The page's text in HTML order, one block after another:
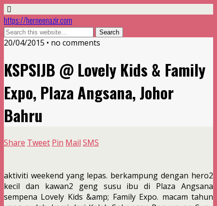
https://herneenazir.com
20/04/2015 • no comments
KSPSIJB @ Lovely Kids & Family
Expo, Plaza Angsana, Johor
Bahru
Share Tweet Pin Mail SMS
aktiviti weekend yang lepas. berkampung dengan hero2
kecil dan kawan2 geng susu ibu di Plaza Angsana
sempena Lovely Kids &amp; Family Expo. macam tahun